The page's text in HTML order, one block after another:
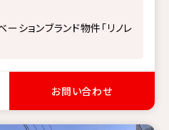
ションブランド物件「リノレ
お問い合わせ